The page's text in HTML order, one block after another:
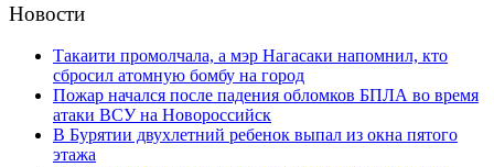
Новости
Такаити промолчала, а мэр Нагасаки напомнил, кто
сбросил атомную бомбу на город
Пожар начался после падения обломков БПЛА во время
атаки ВСУ на Новороссийск
В Бурятии двухлетний ребенок выпал из окна пятого
этажа